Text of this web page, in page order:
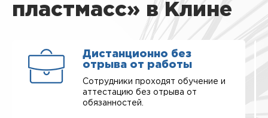
пластмасс» в Клине
Дистанционно без
отрыва от работы
Сотрудники проходят обучение и
аттестацию без отрыва от
обязанностей.